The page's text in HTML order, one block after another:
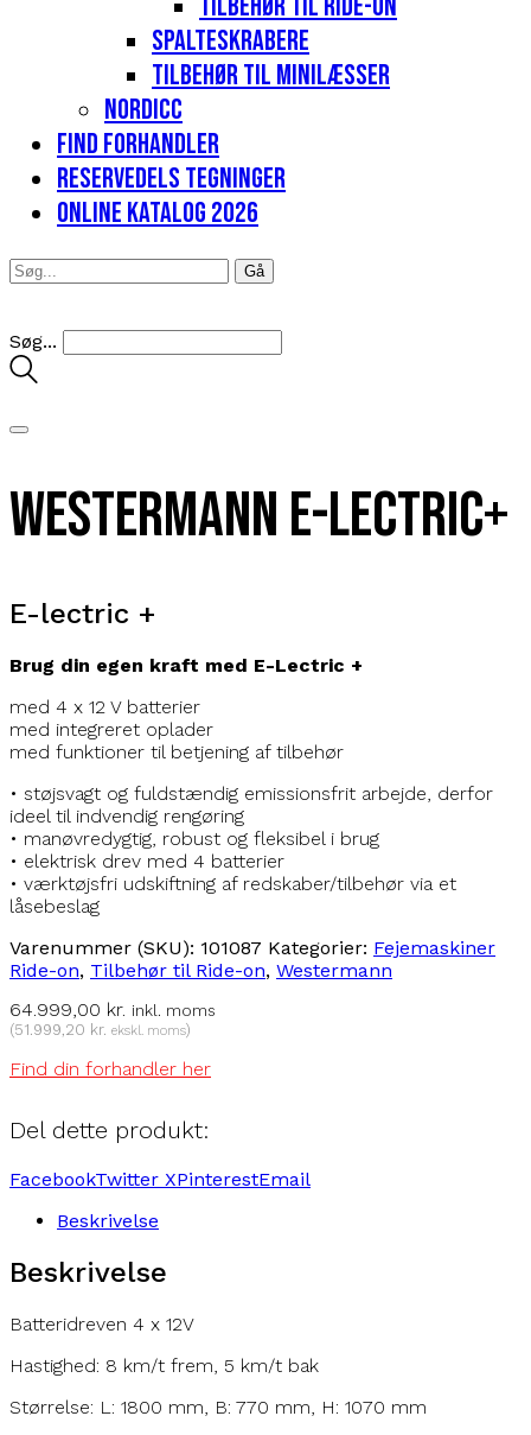
Spalteskrabere
Tilbehør til minilæsser
Nordicc
Find forhandler
Reservedels tegninger
Online katalog 2026
Søg...
Westermann E-Lectric+
E-lectric +
Brug din egen kraft med E-Lectric +
med 4 x 12 V batterier
med integreret oplader
med funktioner til betjening af tilbehør
• støjsvagt og fuldstændig emissionsfrit arbejde, derfor
ideel til indvendig rengøring
• manøvredygtig, robust og fleksibel i brug
• elektrisk drev med 4 batterier
• værktøjsfri udskiftning af redskaber/tilbehør via et
låsebeslag
Varenummer (SKU): 101087 Kategorier: Fejemaskiner
Ride-on, Tilbehør til Ride-on, Westermann
64.999,00 kr. inkl. moms
(51.999,20 kr. ekskl. moms)
Find din forhandler her
Del dette produkt:
FacebookTwitter XPinterestEmail
Beskrivelse
Beskrivelse
Batteridreven 4 x 12V
Hastighed: 8 km/t frem, 5 km/t bak
Størrelse: L: 1800 mm, B: 770 mm, H: 1070 mm